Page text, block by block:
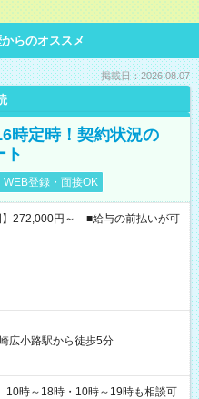
らのオススメ
掲載日：2026.08.07
時定時！契約状況の
ト
WEB登録・面接OK
272,000円～ ■給与の前払いが可
広小路駅から徒歩5分
時～18時・10時～19時も相談可